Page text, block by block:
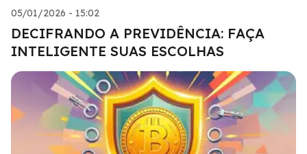
05/01/2026 - 15:02
DECIFRANDO A PREVIDÊNCIA: FAÇA
INTELIGENTE SUAS ESCOLHAS